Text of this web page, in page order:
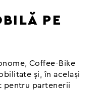
PE
Coffee-Bike
și, în același
pentru partenerii